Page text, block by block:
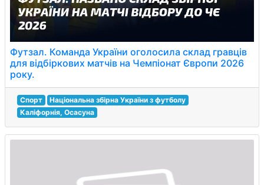
Футзал. Команда України оголосила склад гравців
для відбіркових матчів на Чемпіонат Європи 2026
року.
Спорт
Національна збірна України з футболу
Каліфорнія, Осасуна